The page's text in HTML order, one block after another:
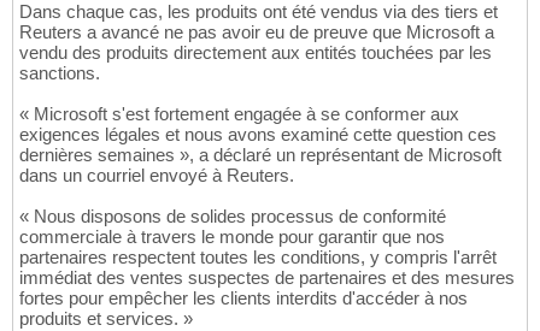
Dans chaque cas, les produits ont été vendus via des tiers et
Reuters a avancé ne pas avoir eu de preuve que Microsoft a
vendu des produits directement aux entités touchées par les
sanctions.
« Microsoft s'est fortement engagée à se conformer aux
exigences légales et nous avons examiné cette question ces
dernières semaines », a déclaré un représentant de Microsoft
dans un courriel envoyé à Reuters.
« Nous disposons de solides processus de conformité
commerciale à travers le monde pour garantir que nos
partenaires respectent toutes les conditions, y compris l'arrêt
immédiat des ventes suspectes de partenaires et des mesures
fortes pour empêcher les clients interdits d'accéder à nos
produits et services. »